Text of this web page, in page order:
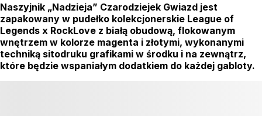
Naszyjnik „Nadzieja” Czarodziejek Gwiazd jest
zapakowany w pudełko kolekcjonerskie League of
Legends x RockLove z białą obudową, flokowanym
wnętrzem w kolorze magenta i złotymi, wykonanymi
techniką sitodruku grafikami w środku i na zewnątrz,
które będzie wspaniałym dodatkiem do każdej gabloty.